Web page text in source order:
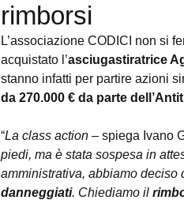
rimborsi
L’associazione CODICI non si
acquistato l’asciugastiratrice
stanno infatti per partire azioni
da 270.000 € da parte
“La class action – spiega Ivano
piedi, ma è stata sospesa in
amministrativa, abbiamo deciso
danneggiati. Chiediamo il